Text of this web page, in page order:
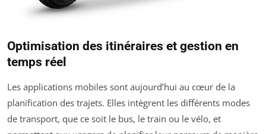
Optimisation des itinéraires et gestion en
temps réel
Les applications mobiles sont aujourd’hui au cœur de la
planification des trajets. Elles intègrent les différents modes
de transport, que ce soit le bus, le train ou le vélo, et